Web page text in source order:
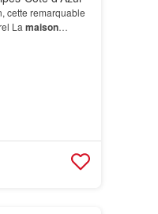
cette remarquable
La maison